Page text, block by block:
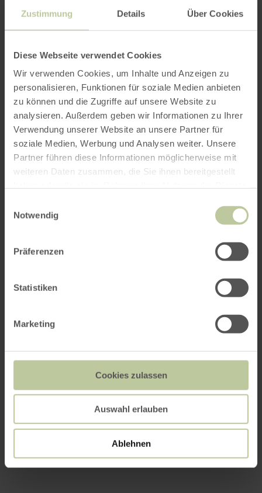
Zustimmung Details Über Cookies
Diese Webseite verwendet Cookies
Wir verwenden Cookies, um Inhalte und Anzeigen zu
personalisieren, Funktionen für soziale Medien anbieten
zu können und die Zugriffe auf unsere Website zu
analysieren. Außerdem geben wir Informationen zu Ihrer
Verwendung unserer Website an unsere Partner für
soziale Medien, Werbung und Analysen weiter. Unsere
Partner führen diese Informationen möglicherweise mit
weiteren Daten zusammen, die Sie ihnen bereitgestellt
Notwendig
Präferenzen
Statistiken
Marketing
Cookies zulassen
Auswahl erlauben
Ablehnen